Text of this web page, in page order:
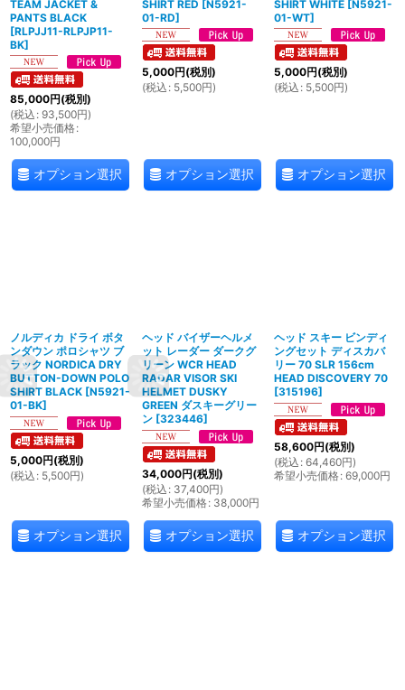
TEAM JACKET &
PANTS BLACK
[RLPJJ11-RLPJP11-
BK]
85,000円(税別)
(税込 : 93,500円)
希望小売価格:
100,000円
オプション選択
SHIRT RED [N5921-
01-RD]
5,000円(税別)
(税込 : 5,500円)
オプション選択
SHIRT WHITE [N5921-
01-WT]
5,000円(税別)
(税込 : 5,500円)
オプション選択
ノルディカ ドライ ボタ
ンダウン ポロシャツ ブ
ラック NORDICA DRY
BUTTON-DOWN POLO
SHIRT BLACK [N5921-
01-BK]
5,000円(税別)
(税込 : 5,500円)
オプション選択
ヘッド バイザーヘルメ
ット レーダー ダークグ
リーン WCR HEAD
RADAR VISOR SKI
HELMET DUSKY
GREEN ダスキーグリー
ン [323446]
34,000円(税別)
(税込 : 37,400円)
希望小売価格: 38,000円
オプション選択
ヘッド スキー ビンディ
ングセット ディスカバ
リー 70 SLR 156cm
HEAD DISCOVERY 70
[315196]
58,600円(税別)
(税込 : 64,460円)
希望小売価格: 69,000円
オプション選択